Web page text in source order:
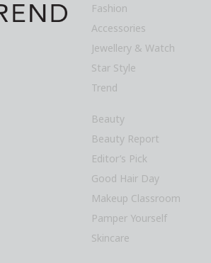
Fashion
Accessories
Jewellery & Watch
Star Style
Trend
Beauty
Beauty Report
Editor’s Pick
Good Hair Day
Makeup Classroom
Pamper Yourself
Skincare